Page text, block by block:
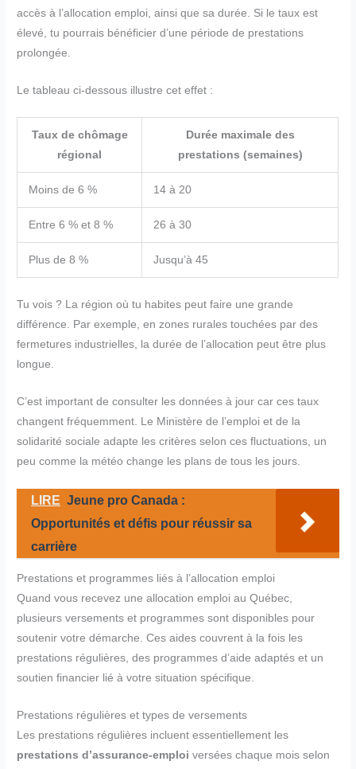
accès à l’allocation emploi, ainsi que sa durée. Si le taux est
élevé, tu pourrais bénéficier d’une période de prestations
prolongée.
Le tableau ci-dessous illustre cet effet :
Taux de chômage
régional
Durée maximale des
prestations (semaines)
Moins de 6 % 14 à 20
Entre 6 % et 8 % 26 à 30
Plus de 8 % Jusqu’à 45
Tu vois ? La région où tu habites peut faire une grande
différence. Par exemple, en zones rurales touchées par des
fermetures industrielles, la durée de l’allocation peut être plus
longue.
C’est important de consulter les données à jour car ces taux
changent fréquemment. Le Ministère de l’emploi et de la
solidarité sociale adapte les critères selon ces fluctuations, un
peu comme la météo change les plans de tous les jours.
LIRE Jeune pro Canada :
Opportunités et défis pour réussir sa
carrière
Prestations et programmes liés à l’allocation emploi
Quand vous recevez une allocation emploi au Québec,
plusieurs versements et programmes sont disponibles pour
soutenir votre démarche. Ces aides couvrent à la fois les
prestations régulières, des programmes d’aide adaptés et un
soutien financier lié à votre situation spécifique.
Prestations régulières et types de versements
Les prestations régulières incluent essentiellement les
prestations d’assurance-emploi versées chaque mois selon